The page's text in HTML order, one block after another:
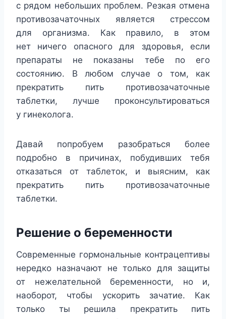
с рядом небольших проблем. Резкая отмена
противозачаточных является стрессом
для организма. Как правило, в этом
нет ничего опасного для здоровья, если
препараты не показаны тебе по его
состоянию. В любом случае о том, как
прекратить пить противозачаточные
таблетки, лучше проконсультироваться
у гинеколога.
Давай попробуем разобраться более
подробно в причинах, побудивших тебя
отказаться от таблеток, и выясним, как
прекратить пить противозачаточные
таблетки.
Решение о беременности
Современные гормональные контрацептивы
нередко назначают не только для защиты
от нежелательной беременности, но и,
наоборот, чтобы ускорить зачатие. Как
только ты решила прекратить пить